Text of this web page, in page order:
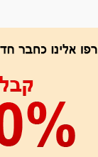
אפליקציה